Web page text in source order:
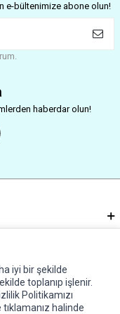
e-bültenimize abone olun!
haberdar olun!
iyi bir şekilde
toplanıp işlenir.
Politikamızı
halinde